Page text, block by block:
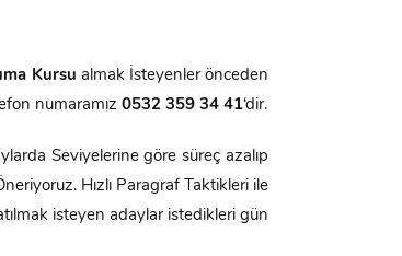
Kursu almak İsteyenler önceden
numaramız 0532 359 34 41‘dir.
Seviyelerine göre süreç azalıp
Hızlı Paragraf Taktikleri ile
isteyen adaylar istedikleri gün